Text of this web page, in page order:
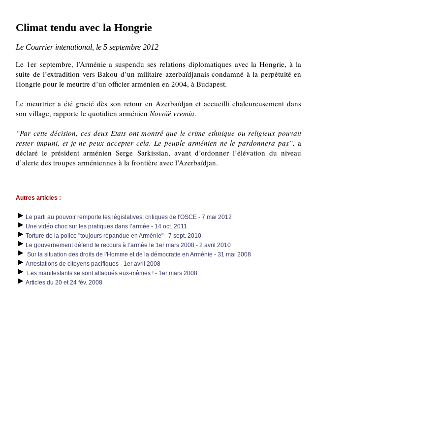
Climat tendu avec la Hongrie
Le Courrier intenational, le 5 septembre 2012
Le 1er septembre, l’Arménie a suspendu ses relations diplomatiques avec la Hongrie, à la
suite de l’extradition vers Bakou d’un militaire azerbaïdjanais condamné à la perpétuité en
Hongrie pour le meurtre d’un officier arménien en 2004, à Budapest.
Le meurtrier a été gracié dès son retour en Azerbaïdjan et accueilli chaleureusement dans
son village, rapporte le quotidien arménienNovoïé vremia.
“Par cette décision, ces deux Etats ont montré que le crime ethnique ou religieux pouvait
rester impuni, et je ne peux accepter cela. Le peuple arménien ne le pardonnera pas”, a
déclaré le président arménien Serge Sarkissian, avant d’ordonner l’élévation du niveau
d’alerte des troupes arméniennes à la frontière avec l’Azerbaïdjan.
Autres articles :
Le parti au pouvoir remporte les législatives, critiques de l'OSCE - 7 mai 2012
Une vidéo choc sur les pratiques dans l’armée - 14 oct. 2011
Torture de la police "toujours répandue en Arménie" - 7 sept. 2010
Le gouvernement défend le recours à l’armée le 1er mars 2008 - 2 avril 2010
Sur la situation des droits de l'Homme et de la démocratie en Arménie - 31 mai 2008
Arrestations de citoyens pacifiques - 1er avril 2008
Les manifestants se sont attaqués eux-mêmes ! - 1er mars 2008
Articles du 20 et 24 fév. 2008